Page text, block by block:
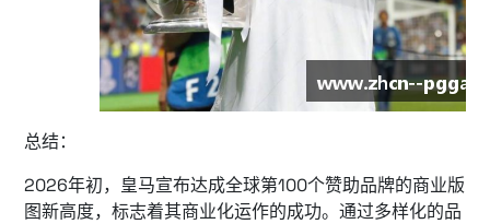
总结：
2026年初，皇马宣布达成全球第100个赞助品牌的商业版
图新高度，标志着其商业化运作的成功。通过多样化的品